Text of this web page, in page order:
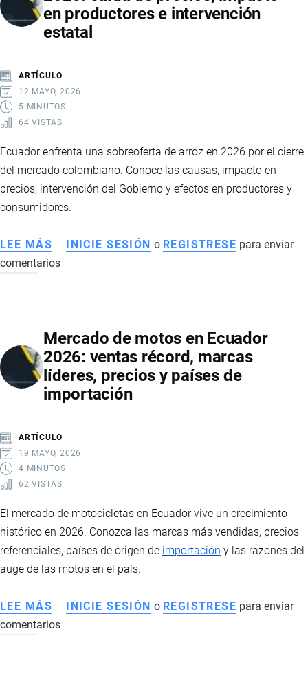
2029:
LA
DE
RUTA
DEL
EN
en productores e intervención
estatal
ARTÍCULO
12 MAYO, 2026
5 MINUTOS
64 VISTAS
Ecuador enfrenta una sobreoferta de arroz en 2026 por el cierre
del mercado colombiano. Conoce las causas, impacto en
precios, intervención del Gobierno y efectos en productores y
consumidores.
LEE MÁS SOBRE
SOBREOFERTA
ECUADOR
2026:
CAÍDA
DE
EN
PRODUCTORES
E
INICIE SESIÓN o REGISTRESE para enviar
comentarios
Mercado de motos en Ecuador
2026: ventas récord, marcas
líderes, precios y países de
importación
ARTÍCULO
19 MAYO, 2026
4 MINUTOS
62 VISTAS
El mercado de motocicletas en Ecuador vive un crecimiento
histórico en 2026. Conozca las marcas más vendidas, precios
referenciales, países de origen de importación y las razones del
auge de las motos en el país.
LEE MÁS SOBRE
MERCADO
INICIE SESIÓN o REGISTRESE para enviar
comentarios